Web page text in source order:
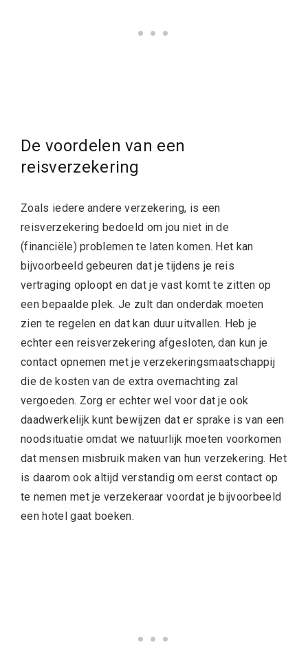
De voordelen van een
reisverzekering
Zoals iedere andere verzekering, is een
reisverzekering bedoeld om jou niet in de
(financiële) problemen te laten komen. Het kan
bijvoorbeeld gebeuren dat je tijdens je reis
vertraging oploopt en dat je vast komt te zitten op
een bepaalde plek. Je zult dan onderdak moeten
zien te regelen en dat kan duur uitvallen. Heb je
echter een reisverzekering afgesloten, dan kun je
contact opnemen met je verzekeringsmaatschappij
die de kosten van de extra overnachting zal
vergoeden. Zorg er echter wel voor dat je ook
daadwerkelijk kunt bewijzen dat er sprake is van een
noodsituatie omdat we natuurlijk moeten voorkomen
dat mensen misbruik maken van hun verzekering. Het
is daarom ook altijd verstandig om eerst contact op
te nemen met je verzekeraar voordat je bijvoorbeeld
een hotel gaat boeken.